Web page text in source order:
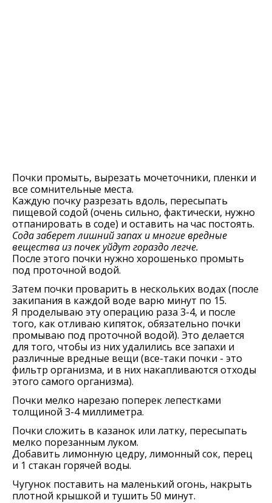
Почки промыть, вырезать мочеточники, пленки и
все сомнительные места.
Каждую почку разрезать вдоль, пересыпать
пищевой содой (очень сильно, фактически, нужно
отпанировать в соде) и оставить на час постоять.
Сода заберет лишний запах и многие вредные
вещества из почек уйдут гораздо легче.
После этого почки нужно хорошенько промыть
под проточной водой.
Затем почки проварить в нескольких водах (после
закипания в каждой воде варю минут по 15.
Я проделываю эту операцию раза 3-4, и после
того, как отливаю кипяток, обязательно почки
промываю под проточной водой). Это делается
для того, чтобы из них удалились все запахи и
различные вредные вещи (все-таки почки - это
фильтр организма, и в них накапливаются отходы
этого самого организма).
Почки мелко нарезаю поперек лепестками
толщиной 3-4 миллиметра.
Почки сложить в казанок или латку, пересыпать
мелко порезанным луком.
Добавить лимонную цедру, лимонный сок, перец
и 1 стакан горячей воды.
Чугунок поставить на маленький огонь, накрыть
плотной крышкой и тушить 50 минут.